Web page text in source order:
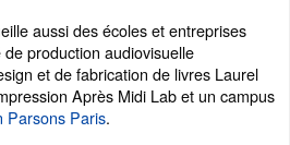
aussi des écoles et entreprises
production audiovisuelle
et de fabrication de livres Laurel
Après Midi Lab et un campus
Parsons Paris.